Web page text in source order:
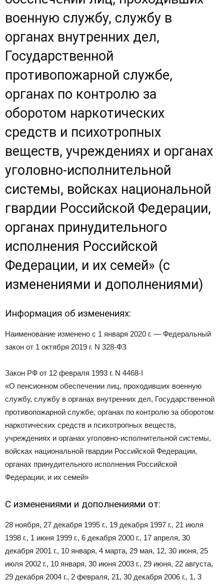
военную службу, службу в
органах внутренних дел,
Государственной
противопожарной службе,
органах по контролю за
оборотом наркотических
средств и психотропных
веществ, учреждениях и органах
уголовно-исполнительной
системы, войсках национальной
гвардии Российской Федерации,
органах принудительного
исполнения Российской
Федерации, и их семей» (с
изменениями и дополнениями)
Информация об изменениях:
Наименование изменено с 1 января 2020 г. — Федеральный
закон от 1 октября 2019 г. N 328-ФЗ
Закон РФ от 12 февраля 1993 г. N 4468-I
«О пенсионном обеспечении лиц, проходивших военную
службу, службу в органах внутренних дел, Государственной
противопожарной службе, органах по контролю за оборотом
наркотических средств и психотропных веществ,
учреждениях и органах уголовно-исполнительной системы,
войсках национальной гвардии Российской Федерации,
органах принудительного исполнения Российской
Федерации, и их семей»
С изменениями и дополнениями от:
28 ноября, 27 декабря 1995 г., 19 декабря 1997 г., 21 июля
1998 г., 1 июня 1999 г., 6 декабря 2000 г., 17 апреля, 30
декабря 2001 г., 10 января, 4 марта, 29 мая, 12, 30 июня, 25
июля 2002 г., 10 января, 30 июня 2003 г., 29 июня, 22 августа,
29 декабря 2004 г., 2 февраля, 21, 30 декабря 2006 г., 1, 3